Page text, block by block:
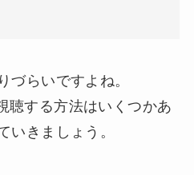
づらいですよね。
聴する方法はいくつかあ
いきましょう。